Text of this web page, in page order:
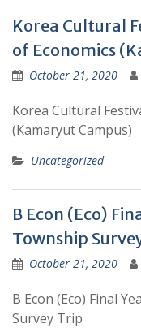
Korea Cultural
of Economics
October 21, 2020
Korea Cultural
(Kamaryut Campus)
Uncategorized
B Econ (Eco)
Township
October 21, 2020
B Econ (Eco) Final
Survey Trip